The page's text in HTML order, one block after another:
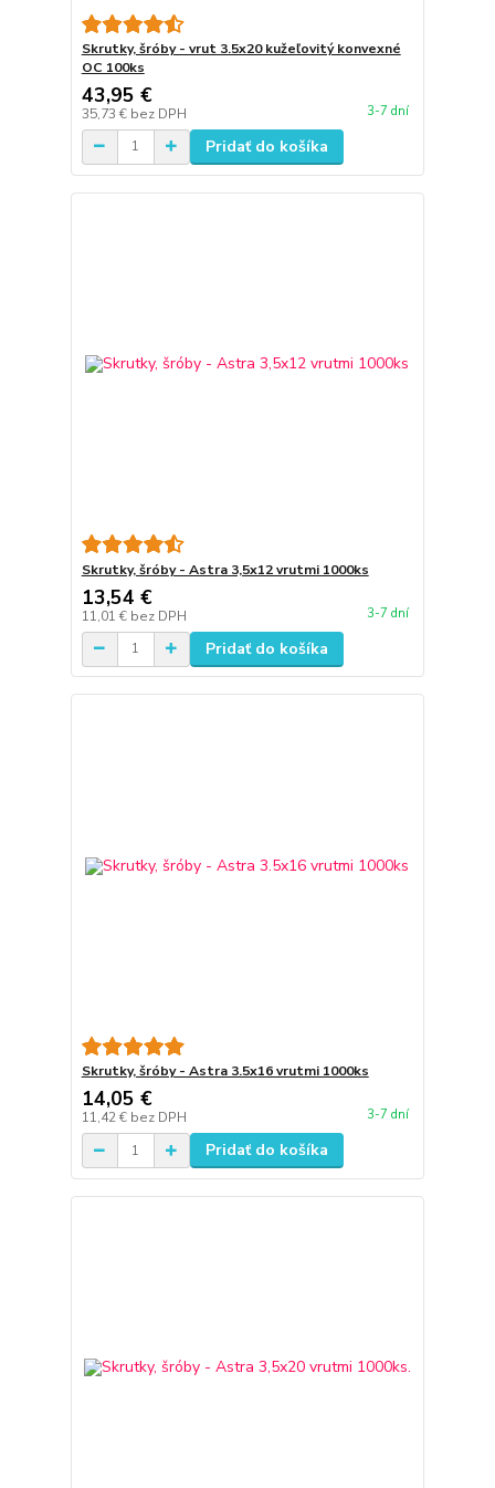
Skrutky, šróby - vrut 3.5x20 kužeľovitý konvexné
OC 100ks
43,95 €
35,73 € bez DPH 3-7 dní
Pridať do košíka
Skrutky, šróby - Astra 3,5x12 vrutmi 1000ks
13,54 €
11,01 € bez DPH 3-7 dní
Pridať do košíka
Skrutky, šróby - Astra 3.5x16 vrutmi 1000ks
14,05 €
11,42 € bez DPH 3-7 dní
Pridať do košíka